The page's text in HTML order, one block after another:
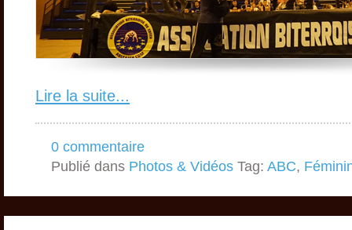
Lire la suite...
0 commentaire
Publié dans Photos & Vidéos Tag: ABC,